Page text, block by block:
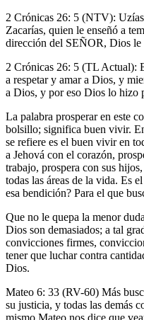
2 Crónicas 26: 5 (NTV):
Zacarías, quien le enseñó a
dirección del SEÑOR, Dios le
2 Crónicas 26: 5 (TL Actual):
a respetar y amar a Dios, y
a Dios, y por eso Dios lo hizo
La palabra prosperar en este
bolsillo; significa buen vivir.
se refiere es el buen vivir en
a Jehová con el corazón,
trabajo, prospera con sus
todas las áreas de la vida. Es
esa bendición? Para el que
Que no le quepa la menor
Dios son demasiados; a tal
convicciones firmes,
tener que luchar contra
Dios.
Mateo 6: 33 (RV-60) Más
su justicia, y todas las demás
mismo Mateo nos dice que